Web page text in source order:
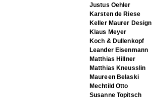
Justus Oehler
Karsten de Riese
Keller Maurer Design
Klaus Meyer
Koch & Dullenkopf
Leander Eisenmann
Matthias Hillner
Matthias Kneusslin
Maureen Belaski
Mechtild Otto
Susanne Topitsch